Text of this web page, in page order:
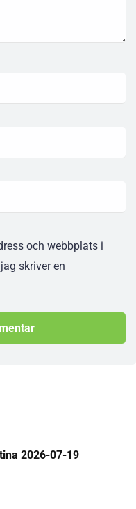
och webbplats i
skriver en
2026-07-19